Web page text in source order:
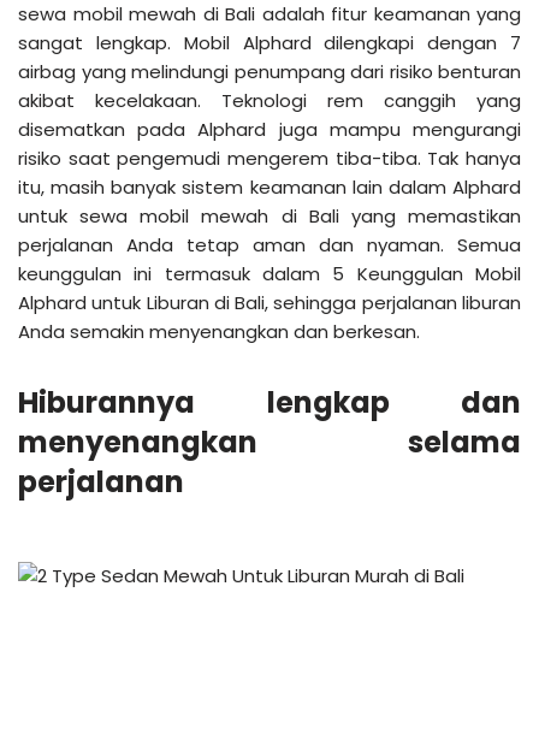
sewa mobil mewah di Bali adalah fitur keamanan yang
sangat lengkap. Mobil Alphard dilengkapi dengan 7
airbag yang melindungi penumpang dari risiko benturan
akibat kecelakaan. Teknologi rem canggih yang
disematkan pada Alphard juga mampu mengurangi
risiko saat pengemudi mengerem tiba-tiba. Tak hanya
itu, masih banyak sistem keamanan lain dalam Alphard
untuk sewa mobil mewah di Bali yang memastikan
perjalanan Anda tetap aman dan nyaman. Semua
keunggulan ini termasuk dalam 5 Keunggulan Mobil
Alphard untuk Liburan di Bali, sehingga perjalanan liburan
Anda semakin menyenangkan dan berkesan.
Hiburannya lengkap dan
menyenangkan selama
perjalanan